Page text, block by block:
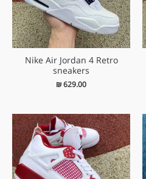
Nike Air Jordan 4 Retro
sneakers
₪629.00